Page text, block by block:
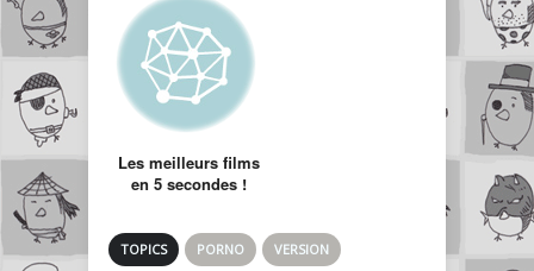
Les meilleurs films
en 5 secondes !
TOPICS PORNO VERSION